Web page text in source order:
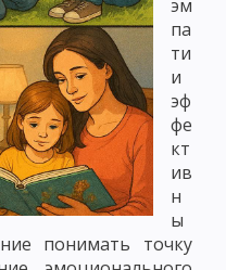
эм
па
ти
и
эф
фе
кт
ив
н
ы
понимать точку